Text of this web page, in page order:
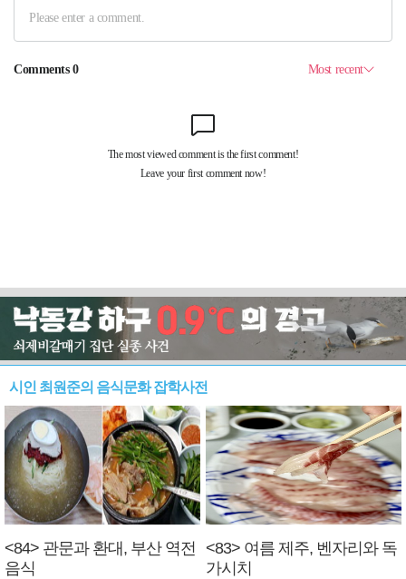
시인 최원준의 음식문화 잡학사전
<84> 관문과 환대, 부산 역전
음식
<83> 여름 제주, 벤자리와 독
가시치